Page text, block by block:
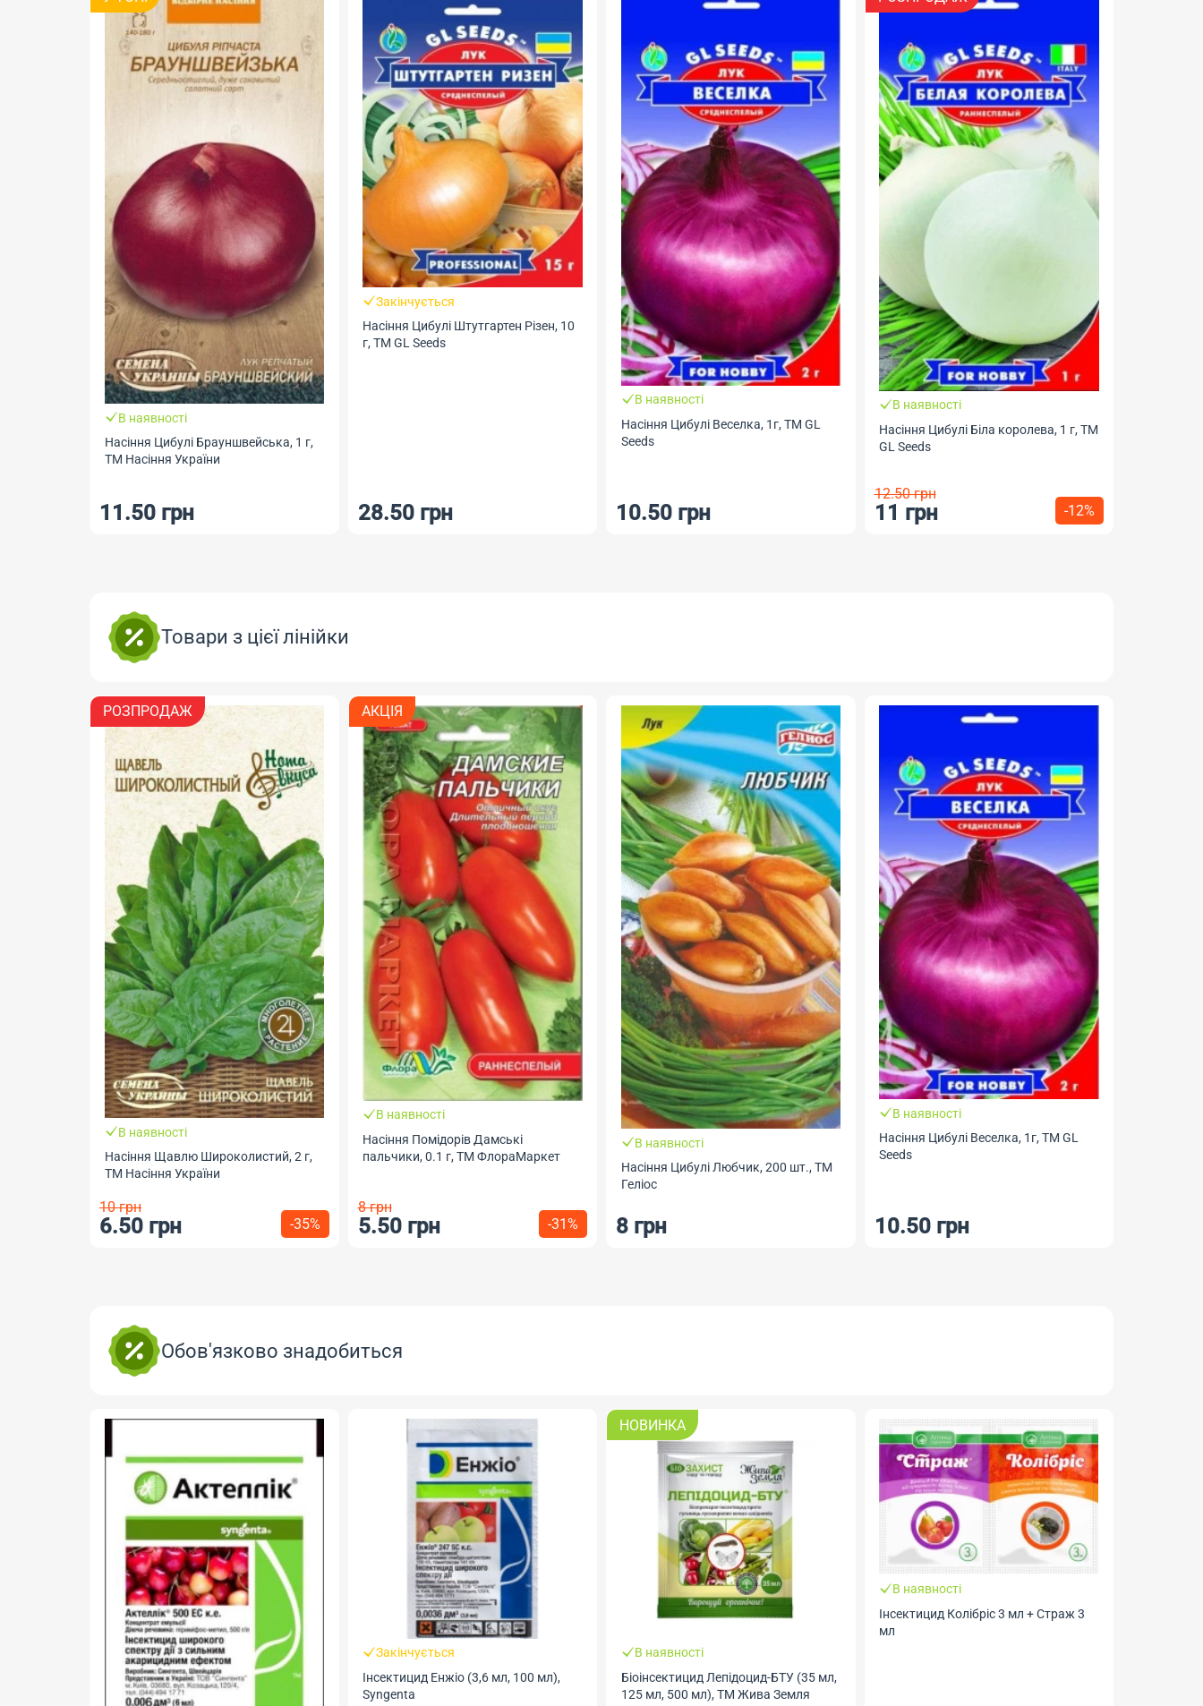
В наявності
Насіння Цибулі Брауншвейська, 1 г,
ТМ Насіння України
11.50 грн
Закінчується
Насіння Цибулі Штутгартен Різен, 10
г, ТМ GL Seeds
28.50 грн
В наявності
Насіння Цибулі Веселка, 1г, ТМ GL
Seeds
10.50 грн
В наявності
Насіння Цибулі Біла королева, 1 г, ТМ
GL Seeds
12.50 грн
11 грн -12%
Товари з цієї лінійки
РОЗПРОДАЖ
В наявності
Насіння Щавлю Широколистий, 2 г,
ТМ Насіння України
10 грн
6.50 грн -35%
АКЦІЯ
В наявності
Насіння Помідорів Дамські
пальчики, 0.1 г, ТМ ФлораМаркет
8 грн
5.50 грн -31%
В наявності
Насіння Цибулі Любчик, 200 шт., ТМ
Геліос
8 грн
В наявності
Насіння Цибулі Веселка, 1г, ТМ GL
Seeds
10.50 грн
Обов'язково знадобиться
Закінчується
Інсектицид Енжіо (3,6 мл, 100 мл),
Syngenta
НОВИНКА
В наявності
Біоінсектицид Лепідоцид-БТУ (35 мл,
125 мл, 500 мл), ТМ Жива Земля
В наявності
Інсектицид Колібріс 3 мл + Страж 3
мл